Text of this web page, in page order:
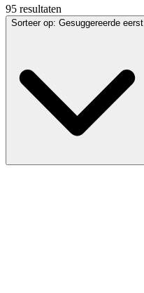
95 resultaten
Sorteer op: Gesuggereerde eerst